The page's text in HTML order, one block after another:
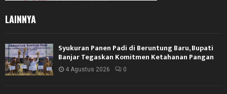
LAINNYA
Syukuran Panen Padi di Beruntung Baru, Bupati
Banjar Tegaskan Komitmen Ketahanan Pangan
4 Agustus 2026 0